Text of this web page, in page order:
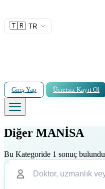
🇹🇷 TR
Giriş Yap Ücretsiz Kayıt Ol
Diğer MANİSA
Bu Kategoride 1 sonuç bulundu